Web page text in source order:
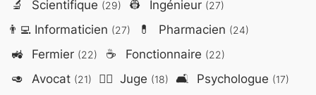
🔬 Scientifique (29) 👷 Ingénieur (27)
👨‍💻Informaticien (27) 💊 Pharmacien (24)
🚜 Fermier (22) ☕ Fonctionnaire (22)
🥑 Avocat (21) 👨‍⚖️ Juge (18) 🛋️ Psychologue (17)